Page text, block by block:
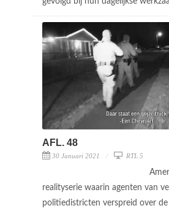
AFL. 48
30 Januari 2021 RTL 5
realityserie waarin agenten van
politiedistricten verspreid over